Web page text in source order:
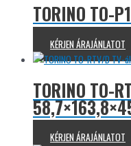
TORINO TO-
KÉRJEN ÁRAJÁNLATOT
TORINO TO-
KÉRJEN ÁRAJÁNLATOT